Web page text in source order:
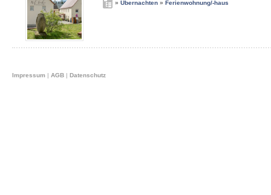
» Übernachten » Ferienwohnung/-haus
Impressum | AGB | Datenschutz